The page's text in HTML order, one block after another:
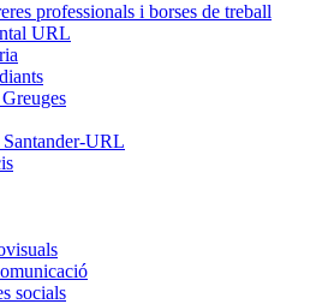
professionals i borses de treball
URL
URL
socials